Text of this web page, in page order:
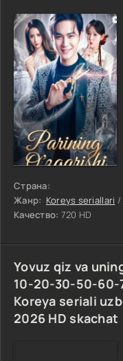
Страна:
Жанр: Koreys seriallari /
Качество: 720 HD
Yovuz qiz va
10-20-30-50-
Koreya seriali
2026 HD skachat